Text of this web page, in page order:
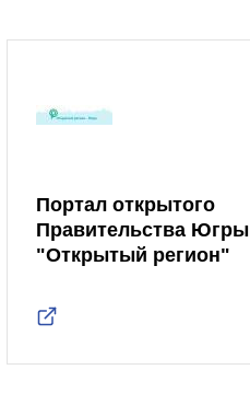
Портал открытого
Правительства Югры
"Открытый регион"